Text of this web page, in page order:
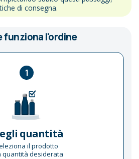
di consegna.
funziona l'ordine
1
quantità
il prodotto
quantità desiderata